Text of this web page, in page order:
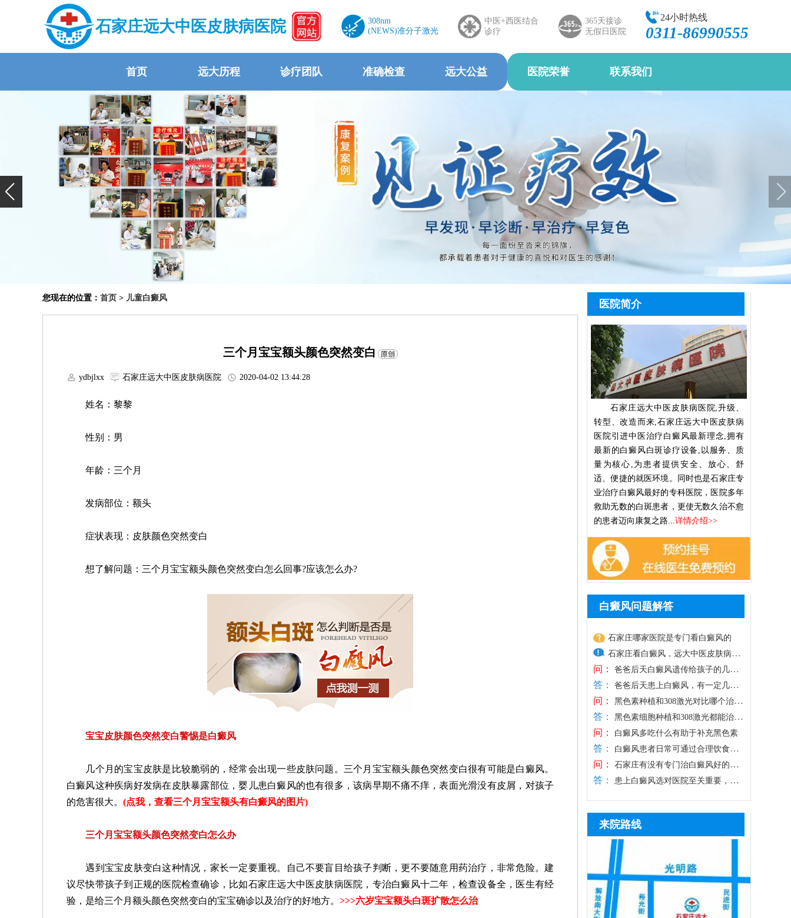
石家庄远大中医皮肤病医院
308nm
(NEWS)准分子激光
中医+西医结合
诊疗
365天接诊
无假日医院
24小时热线
0311-86990555
首页 远大历程 诊疗团队 准确检查 远大公益 医院荣誉 联系我们
您现在的位置： 首页 > 儿童白癜风
三个月宝宝额头颜色突然变白
ydbjlxx 石家庄远大中医皮肤病医院 2020-04-02 13:44:28
姓名：黎黎
性别：男
年龄：三个月
发病部位：额头
症状表现：皮肤颜色突然变白
想了解问题：三个月宝宝额头颜色突然变白怎么回事?应该怎么办?
宝宝皮肤颜色突然变白警惕是白癜风
几个月的宝宝皮肤是比较脆弱的，经常会出现一些皮肤问题。三个月宝宝额头颜色突然变白很有可能是白癜风。
白癜风这种疾病好发病在皮肤暴露部位，婴儿患白癜风的也有很多，该病早期不痛不痒，表面光滑没有皮屑，对孩子
的危害很大。 (点我，查看三个月宝宝额头有白癜风的图片)
三个月宝宝额头颜色突然变白怎么办
遇到宝宝皮肤变白这种情况，家长一定要重视。自己不要盲目给孩子判断，更不要随意用药治疗，非常危险。建
议尽快带孩子到正规的医院检查确诊，比如石家庄远大中医皮肤病医院，专治白癜风十二年，检查设备全，医生有经
验，是给三个月额头颜色突然变白的宝宝确诊以及治疗的好地方。 >>>六岁宝宝额头白斑扩散怎么治
医院简介
石家庄远大中医皮肤病医院,升级、
转型、改造而来,石家庄远大中医皮肤病
医院引进中医治疗白癜风最新理念,拥有
最新的白癜风白斑诊疗设备,以服务、质
量为核心,为患者提供安全、放心、舒
适、便捷的就医环境。同时也是石家庄专
业治疗白癜风最好的专科医院，医院多年
救助无数的白斑患者，更使无数久治不愈
的患者迈向康复之路... 详情介绍>>
白癜风问题解答
石家庄哪家医院是专门看白癜风的
石家庄看白癜风，远大中医皮肤病医
院专病专研，有现代化技术，比如药
物、照光、手术等，满足不同患者治
疗需求，为白斑复色提供更大希望。
医院治白癜风主张一人一方，个性化
治疗，对症对因祛白，令肤色逐步还
原。另外，医院治白癜风重视抗复发
治疗，通过巩固治疗、中医调理、定
期复查降低白斑反复发作的风险。
问：
多大
答：
遗传给孩子，但通常需要多种因素综合作
用，白癜风并非单一遗传因素引起的，和
自身免疫紊乱、外界不良因素刺激有关。
重视孩子日常护理保健，有利于降低白斑
发病几率。另外，如果孩子身上出现疑似
白癜风的白斑，建议早做检查，分析是不
趁着早期就医，早期白斑症状轻微，对症
用药、
问：
癜风好
答：
癜风，关键是选择适合自己的方法，针对
性祛白。对于发病较早期的白斑，病症较
轻，或者白斑位于隐私、黏膜等部位，可
考虑308准分子激光治疗，无痛无创，安
重，白斑区域色素脱失严重，病情稳定，
满足条件可进行手术治疗。另外，无论照
光还是手术，都需养成健康生活习惯，远
离不良因素
问： 白癜风多吃什么有助于补充黑色素
答：
助补充黑色素，助力白斑恢复，可多吃富
含酪氨酸、微量元素的食物，黑豆、黑
肝脏、蛋类、豆制品，能为黑色素合成提
供原料。饮食仅为辅助调理方式，无法根
治白癜风，患者想要白斑恢复健康，需坚
持科学治疗，308激光、311窄谱uvb、黑
色素种植等都是治疗白癜风效果很好的方
法，
问：
院
答：
家庄远大中医皮肤病医院是专攻白癜风诊
疗的正规医院，深耕白斑诊疗多年，始终
坚守专病专治原则，院内医师团队长期专
注白癜风临床诊疗，具备丰富实战经验，
先通过伍德灯、三维皮肤ct全面筛查病
因，结合患者白斑位置、发展时期、体质
差异一人一方对症施治，严格分期、分型
来院路线